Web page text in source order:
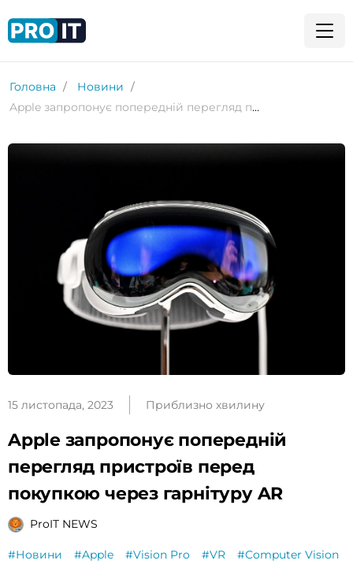
Головна
Новини
Apple запропонує попередній перегляд пристроїв перед покупкою через гарнітуру AR
15 листопада, 2023 Приблизно хвилину
Apple запропонує попередній
перегляд пристроїв перед
покупкою через гарнітуру AR
ProIT NEWS
#Новини #Apple #Vision Pro #VR #Computer Vision